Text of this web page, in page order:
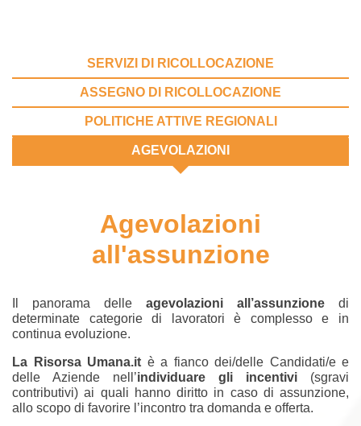
SERVIZI DI RICOLLOCAZIONE
ASSEGNO DI RICOLLOCAZIONE
POLITICHE ATTIVE REGIONALI
AGEVOLAZIONI
Agevolazioni
all'assunzione
Il panorama delle agevolazioni all’assunzione di
determinate categorie di lavoratori è complesso e in
continua evoluzione.
La Risorsa Umana.it è a fianco dei/delle Candidati/e e
delle Aziende nell’individuare gli incentivi (sgravi
contributivi) ai quali hanno diritto in caso di assunzione,
allo scopo di favorire l’incontro tra domanda e offerta.